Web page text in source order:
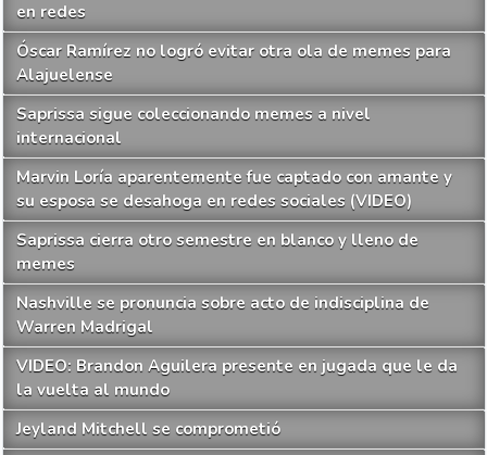
en redes
Óscar Ramírez no logró evitar otra ola de memes para
Alajuelense
Saprissa sigue coleccionando memes a nivel
internacional
Marvin Loría aparentemente fue captado con amante y
su esposa se desahoga en redes sociales (VIDEO)
Saprissa cierra otro semestre en blanco y lleno de
memes
Nashville se pronuncia sobre acto de indisciplina de
Warren Madrigal
VIDEO: Brandon Aguilera presente en jugada que le da
la vuelta al mundo
Jeyland Mitchell se comprometió